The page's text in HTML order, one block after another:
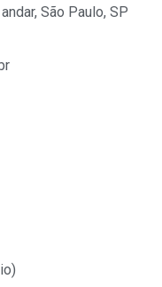
São Paulo, SP